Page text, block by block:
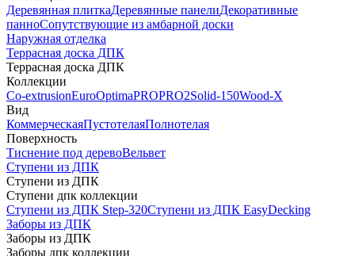
Деревянная плиткаДеревянные панелиДекоративные
панноСопутствующие из амбарной доски
Наружная отделка
Террасная доска ДПК
Террасная доска ДПК
Коллекции
Co-extrusionEuroOptimaPROPRO2Solid-150Wood-X
Вид
КоммерческаяПустотелаяПолнотелая
Поверхность
Тиснение под деревоВельвет
Ступени из ДПК
Ступени из ДПК
Ступени дпк коллекции
Ступени из ДПК Step-320Ступени из ДПК EasyDecking
Заборы из ДПК
Заборы из ДПК
Заборы дпк коллекции